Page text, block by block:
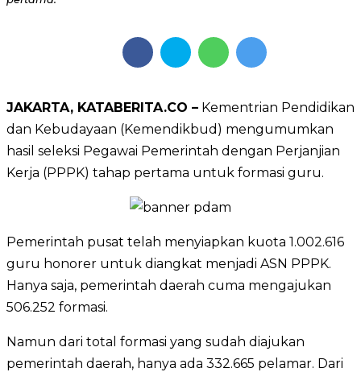
JAKARTA, KATABERITA.CO – Kementrian Pendidikan
dan Kebudayaan (Kemendikbud) mengumumkan
hasil seleksi Pegawai Pemerintah dengan Perjanjian
Kerja (PPPK) tahap pertama untuk formasi guru.
Pemerintah pusat telah menyiapkan kuota 1.002.616
guru honorer untuk diangkat menjadi ASN PPPK.
Hanya saja, pemerintah daerah cuma mengajukan
506.252 formasi.
Namun dari total formasi yang sudah diajukan
pemerintah daerah, hanya ada 332.665 pelamar. Dari